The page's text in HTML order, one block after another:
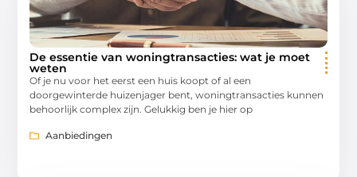
De essentie van woningtransacties: wat je moet
weten
Of je nu voor het eerst een huis koopt of al een
doorgewinterde huizenjager bent, woningtransacties kunnen
behoorlijk complex zijn. Gelukkig ben je hier op
Aanbiedingen